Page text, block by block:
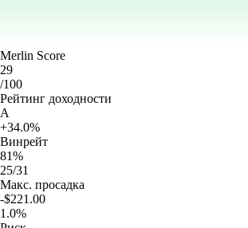
Merlin Score
29
/100
Рейтинг доходности
A
+34.0%
Винрейт
81%
25/31
Макс. просадка
-$221.00
1.0%